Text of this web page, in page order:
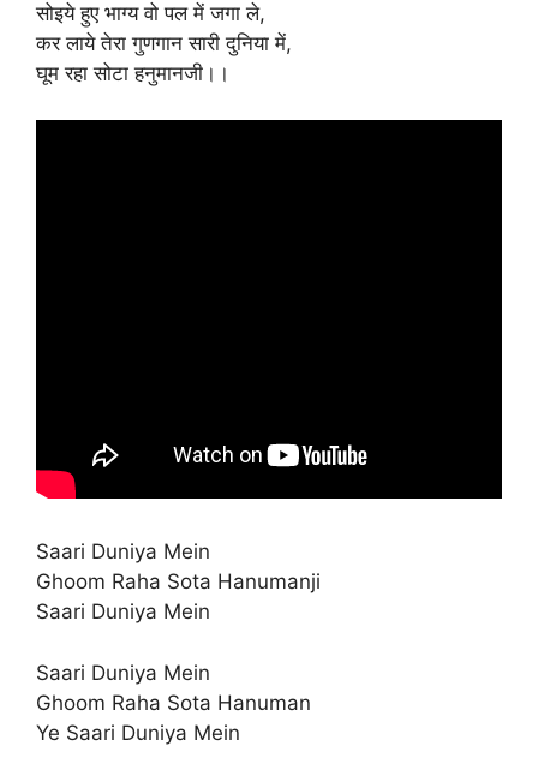
सोइये हुए भाग्य वो पल में जगा ले,
कर लाये तेरा गुणगान सारी दुनिया में,
घूम रहा सोटा हनुमानजी।।
Saari Duniya Mein
Ghoom Raha Sota Hanumanji
Saari Duniya Mein
Saari Duniya Mein
Ghoom Raha Sota Hanuman
Ye Saari Duniya Mein